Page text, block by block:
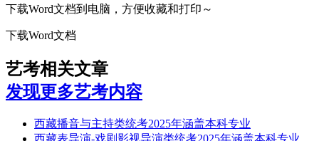
下载Word文档到电脑，方便收藏和打印～
下载Word文档
艺考相关文章
发现更多艺考内容
西藏播音与主持类统考2025年涵盖本科专业